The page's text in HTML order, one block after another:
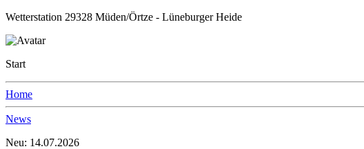
Wetterstation 29328 Müden/Örtze - Lüneburger Heide
Start
Home
News
Neu: 14.07.2026